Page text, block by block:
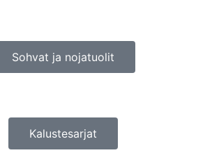
Sohvat ja nojatuolit
Kalustesarjat